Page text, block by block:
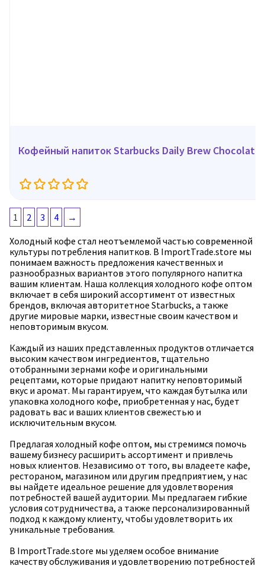
Кофейный напиток Starbucks Daily Brew
1 2 3 4
→
Холодный кофе стал неотъемлемой частью современной
культуры потребления напитков. В ImportTrade.store мы
понимаем важность предложения качественных и
разнообразных вариантов этого популярного напитка
вашим клиентам. Наша коллекция холодного кофе оптом
включает в себя широкий ассортимент от известных
брендов, включая авторитетное Starbucks, а также
другие мировые марки, известные своим качеством и
неповторимым вкусом.
Каждый из наших представленных продуктов отличается
высоким качеством ингредиентов, тщательно
отобранными зернами кофе и оригинальными
рецептами, которые придают напитку неповторимый
вкус и аромат. Мы гарантируем, что каждая бутылка или
упаковка холодного кофе, приобретенная у нас, будет
радовать вас и ваших клиентов свежестью и
исключительным вкусом.
Предлагая холодный кофе оптом, мы стремимся помочь
вашему бизнесу расширить ассортимент и привлечь
новых клиентов. Независимо от того, вы владеете кафе,
рестораном, магазином или другим предприятием, у нас
вы найдете идеальное решение для удовлетворения
потребностей вашей аудитории. Мы предлагаем гибкие
условия сотрудничества, а также персонализированный
подход к каждому клиенту, чтобы удовлетворить их
уникальные требования.
В ImportTrade.store мы уделяем особое внимание
качеству обслуживания и удовлетворению потребностей